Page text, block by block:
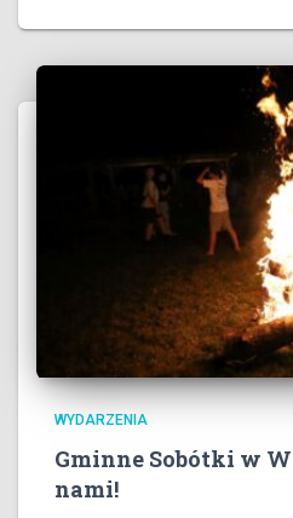
WYDARZENIA
Gminne Sobótki w
nami!